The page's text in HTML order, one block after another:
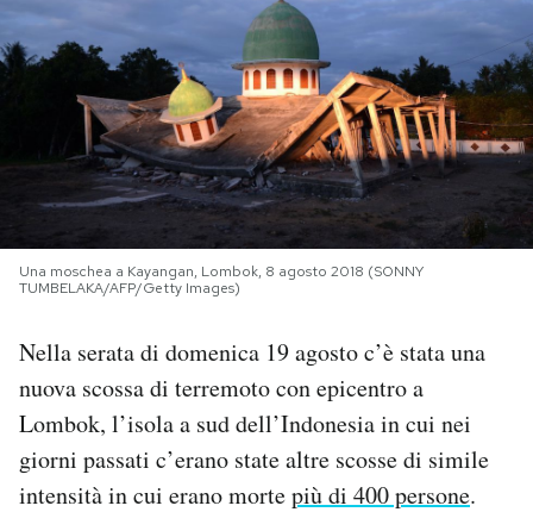
PODCAST
NEWSLETTER
I MIEI PREFERITI
SHOP
CALENDARIO
AREA PERSONALE
Una moschea a Kayangan, Lombok, 8 agosto 2018 (SONNY
TUMBELAKA/AFP/Getty Images)
Nella serata di domenica 19 agosto c’è stata una
nuova scossa di terremoto con epicentro a
Lombok, l’isola a sud dell’Indonesia in cui nei
giorni passati c’erano state altre scosse di simile
intensità in cui erano mortepiù di 400 persone.